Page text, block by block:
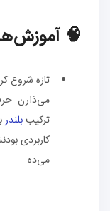
🧠
تازه شروع
می‌ذارن.
ترکیببلندر
کاربردی
می‌ده